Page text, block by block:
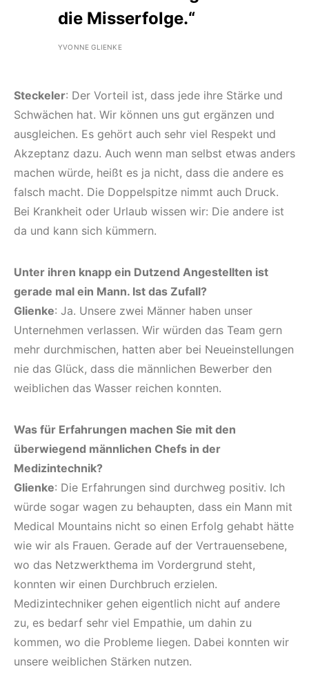
die Misserfolge.“
YVONNE GLIENKE
Steckeler: Der Vorteil ist, dass jede ihre Stärke und
Schwächen hat. Wir können uns gut ergänzen und
ausgleichen. Es gehört auch sehr viel Respekt und
Akzeptanz dazu. Auch wenn man selbst etwas anders
machen würde, heißt es ja nicht, dass die andere es
falsch macht. Die Doppelspitze nimmt auch Druck.
Bei Krankheit oder Urlaub wissen wir: Die andere ist
da und kann sich kümmern.
Unter ihren knapp ein Dutzend Angestellten ist
gerade mal ein Mann. Ist das Zufall?
Glienke: Ja. Unsere zwei Männer haben unser
Unternehmen verlassen. Wir würden das Team gern
mehr durchmischen, hatten aber bei Neueinstellungen
nie das Glück, dass die männlichen Bewerber den
weiblichen das Wasser reichen konnten.
Was für Erfahrungen machen Sie mit den
überwiegend männlichen Chefs in der
Medizintechnik?
Glienke: Die Erfahrungen sind durchweg positiv. Ich
würde sogar wagen zu behaupten, dass ein Mann mit
Medical Mountains nicht so einen Erfolg gehabt hätte
wie wir als Frauen. Gerade auf der Vertrauensebene,
wo das Netzwerkthema im Vordergrund steht,
konnten wir einen Durchbruch erzielen.
Medizintechniker gehen eigentlich nicht auf andere
zu, es bedarf sehr viel Empathie, um dahin zu
kommen, wo die Probleme liegen. Dabei konnten wir
unsere weiblichen Stärken nutzen.